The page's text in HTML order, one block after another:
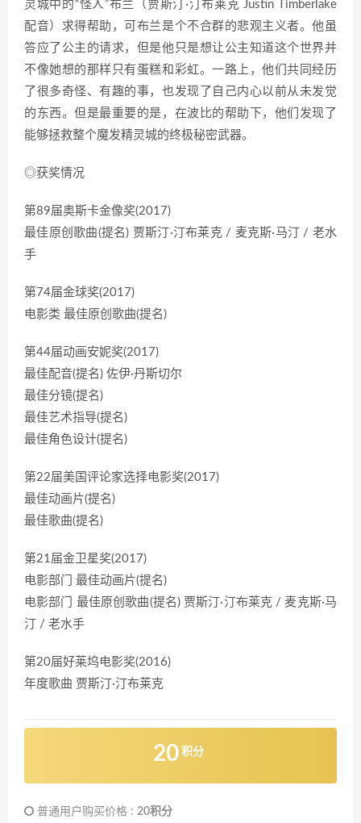
灵城中的“怪人”布兰（贾斯汀·汀布莱克 Justin Timberlake
配音）求得帮助，可布兰是个不合群的悲观主义者。他虽
答应了公主的请求，但是他只是想让公主知道这个世界并
不像她想的那样只有蛋糕和彩虹。一路上，他们共同经历
了很多奇怪、有趣的事，也发现了自己内心以前从未发觉
的东西。但是最重要的是，在波比的帮助下，他们发现了
能够拯救整个魔发精灵城的终极秘密武器。
◎获奖情况
第89届奥斯卡金像奖(2017)
最佳原创歌曲(提名) 贾斯汀·汀布莱克 / 麦克斯·马汀 / 老水
手
第74届金球奖(2017)
电影类 最佳原创歌曲(提名)
第44届动画安妮奖(2017)
最佳配音(提名) 佐伊·丹斯切尔
最佳分镜(提名)
最佳艺术指导(提名)
最佳角色设计(提名)
第22届美国评论家选择电影奖(2017)
最佳动画片(提名)
最佳歌曲(提名)
第21届金卫星奖(2017)
电影部门 最佳动画片(提名)
电影部门 最佳原创歌曲(提名) 贾斯汀·汀布莱克 / 麦克斯·马
汀 / 老水手
第20届好莱坞电影奖(2016)
年度歌曲 贾斯汀·汀布莱克
20 积分
普通用户购买价格 : 20积分